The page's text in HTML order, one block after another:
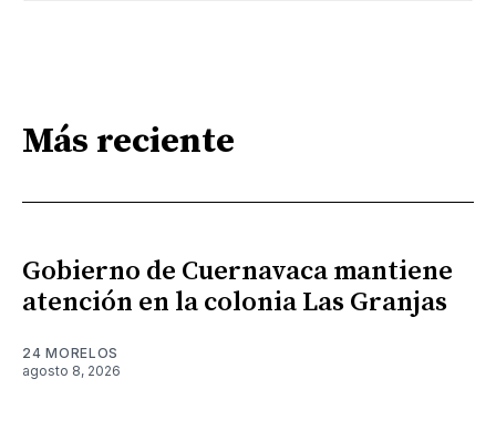
Más reciente
Gobierno de Cuernavaca mantiene
atención en la colonia Las Granjas
24 MORELOS
agosto 8, 2026